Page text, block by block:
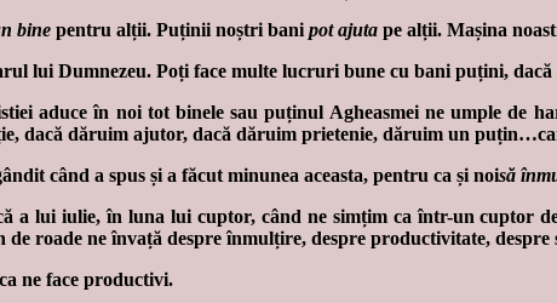
bine pentru alții. Puținii noștri bani pot ajuta pe alții. Mașina
lui Dumnezeu. Poți face multe lucruri bune cu bani puțini,
aduce în noi tot binele sau puținul Agheasmei ne umple
dacă dăruim ajutor, dacă dăruim prietenie, dăruim un
când a spus și a făcut minunea aceasta, pentru ca și noisă
a lui iulie, în luna lui cuptor, când ne simțim ca într-un cuptor
de roade ne învață despre înmulțire, despre productivitate,
ne face productivi.